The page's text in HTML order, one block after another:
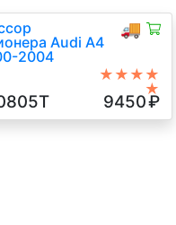
🚚
Audi A4
2004
TDI, 5-ст.мех.,
серый, 2003 г.в.
★★★★
★
9450₽